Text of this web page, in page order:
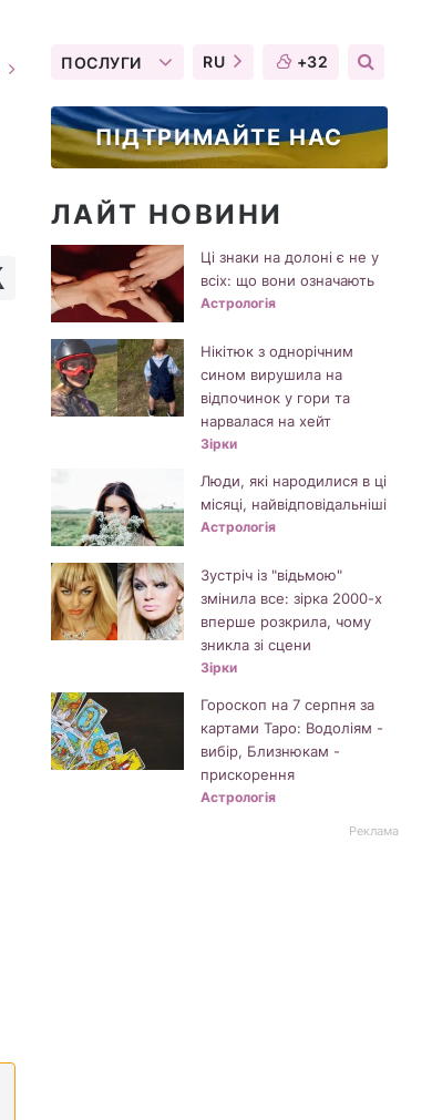
ПОСЛУГИ RU +32
ПІДТРИМАЙТЕ НАС
ЛАЙТ НОВИНИ
Ці знаки на долоні є не у
всіх: що вони означають
Астрологія
Нікітюк з однорічним
сином вирушила на
відпочинок у гори та
нарвалася на хейт
Зірки
Люди, які народилися в ці
місяці, найвідповідальніші
Астрологія
Зустріч із "відьмою"
змінила все: зірка 2000-х
вперше розкрила, чому
зникла зі сцени
Зірки
Гороскоп на 7 серпня за
картами Таро: Водоліям -
вибір, Близнюкам -
прискорення
Астрологія
Реклама